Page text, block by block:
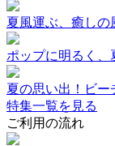
夏風運ぶ、癒しの
ポップに明るく、
夏の思い出！ビー
特集一覧を見る
ご利用の流れ